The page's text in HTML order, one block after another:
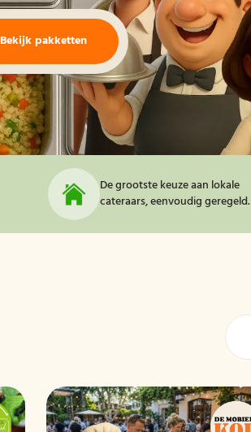
Bekijk pakketten
De grootste keuze aan lokale
cateraars, eenvoudig geregeld.